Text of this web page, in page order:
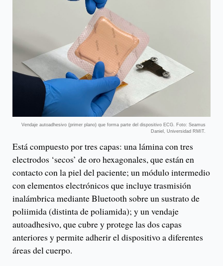
Vendaje autoadhesivo (primer plano) que forma parte del dispositivo ECG. Foto: Seamus
Daniel, Universidad RMIT.
Está compuesto por tres capas: una lámina con tres
electrodos ‘secos’ de oro hexagonales, que están en
contacto con la piel del paciente; un módulo intermedio
con elementos electrónicos que incluye trasmisión
inalámbrica mediante Bluetooth sobre un sustrato de
poliimida (distinta de poliamida); y un vendaje
autoadhesivo, que cubre y protege las dos capas
anteriores y permite adherir el dispositivo a diferentes
áreas del cuerpo.